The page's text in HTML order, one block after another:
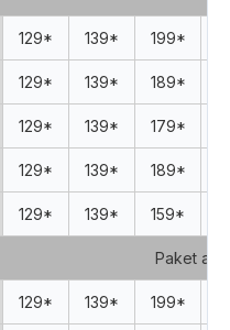
Pošalji upit
129* 139* 199*
129* 139* 189*
129* 139* 179*
129* 139* 189*
129* 139* 159*
Paket
129* 139* 199*